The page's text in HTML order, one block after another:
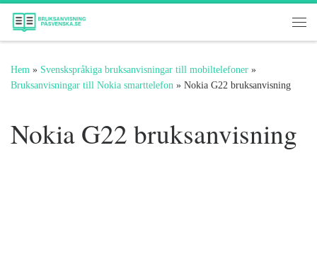
Hoppa till innehåll
Hem » Svenskspråkiga bruksanvisningar till mobiltelefoner »
Bruksanvisningar till Nokia smarttelefon » Nokia G22 bruksanvisning
Nokia G22 bruksanvisning